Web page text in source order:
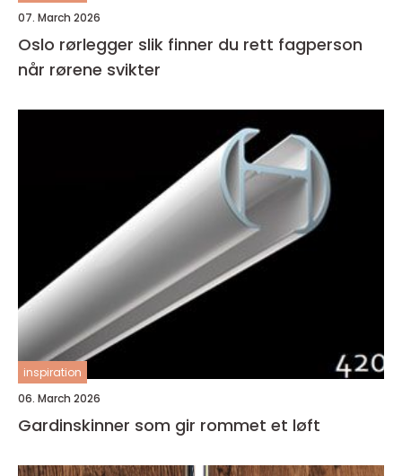
07. March 2026
Oslo rørlegger slik finner du rett fagperson
når rørene svikter
inspiration
06. March 2026
Gardinskinner som gir rommet et løft